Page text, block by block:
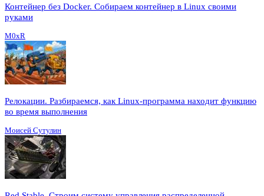
Контейнер без Docker. Собираем контейнер в Linux своими
руками
M0xR
Релокации. Разбираемся, как Linux-программа находит функцию
во время выполнения
Моисей Сутулин